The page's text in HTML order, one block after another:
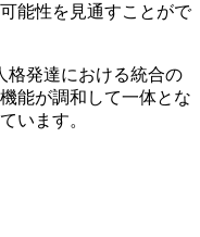
能性を見通すことがで
発達における統合の
能が調和して一体とな
います。